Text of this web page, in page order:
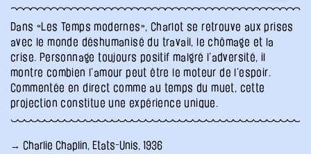
Dans «Les Temps modernes», Charlot se retrouve aux prises
avec le monde déshumanisé du travail, le chômage et la
crise. Personnage toujours positif malgré l’adversité, il
montre combien l’amour peut être le moteur de l’espoir.
Commentée en direct comme au temps du muet, cette
projection constitue une expérience unique.
→ Charlie Chaplin, Etats-Unis, 1936